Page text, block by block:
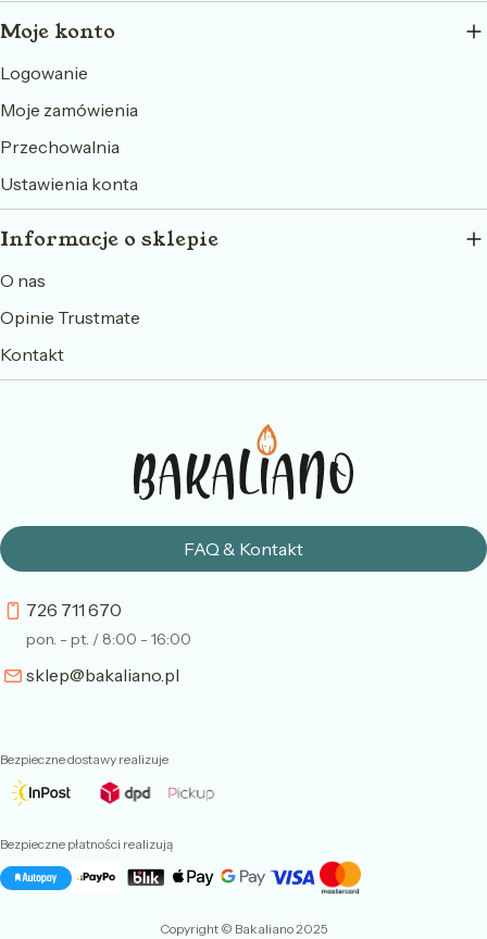
Moje konto
Logowanie
Moje zamówienia
Przechowalnia
Ustawienia konta
Informacje o sklepie
O nas
Opinie Trustmate
Kontakt
FAQ & Kontakt
726 711 670
pon. - pt. / 8:00 - 16:00
sklep@bakaliano.pl
Bezpieczne dostawy realizuje
Bezpieczne płatności realizują
Copyright © Bakaliano 2025